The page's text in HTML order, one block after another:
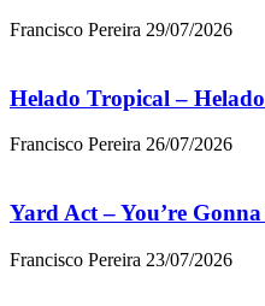
Francisco Pereira 29/07/2026
Helado Tropical –
Francisco Pereira 26/07/2026
Yard Act – You’re
Francisco Pereira 23/07/2026